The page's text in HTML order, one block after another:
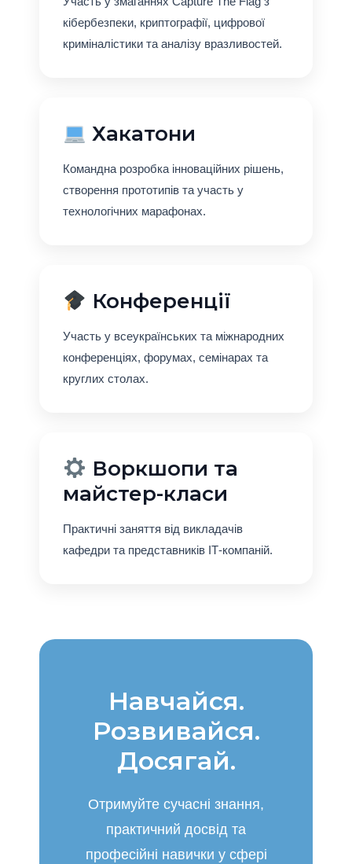
кібербезпеки, криптографії, цифрової
криміналістики та аналізу вразливостей.
Хакатони
Командна розробка інноваційних рішень,
створення прототипів та участь у
технологічних марафонах.
Конференції
Участь у всеукраїнських та міжнародних
конференціях, форумах, семінарах та
круглих столах.
Воркшопи та
майстер-класи
Практичні заняття від викладачів
кафедри та представників ІТ-компаній.
Навчайся.
Розвивайся.
Досягай.
Отримуйте сучасні знання,
практичний досвід та
професійні навички у сфері